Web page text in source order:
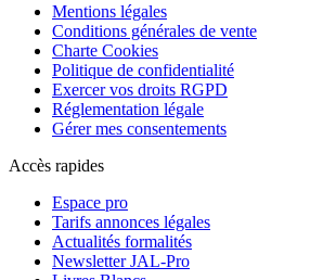
Mentions légales
Conditions générales de vente
Charte Cookies
Politique de confidentialité
Exercer vos droits RGPD
Réglementation légale
Gérer mes consentements
Accès rapides
Espace pro
Tarifs annonces légales
Actualités formalités
Newsletter JAL-Pro